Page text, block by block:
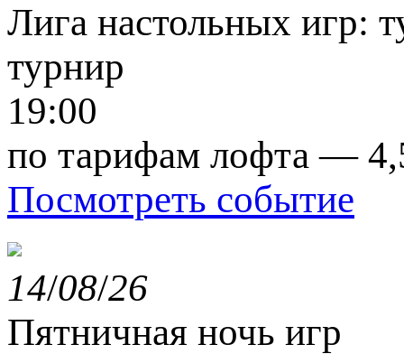
Лига настольных игр:
турнир
19:00
по тарифам лофта —
Посмотреть событие
14/08/26
Пятничная ночь игр